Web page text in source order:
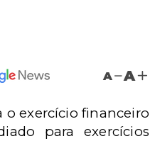
A A
o exercício financeiro
para exercícios